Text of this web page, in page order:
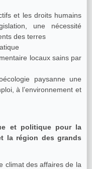
et les droits humains
une nécessité
des terres
locaux sains par
paysanne une
à l’environnement et
et politique pour la
la région des grands
climat des affaires de la